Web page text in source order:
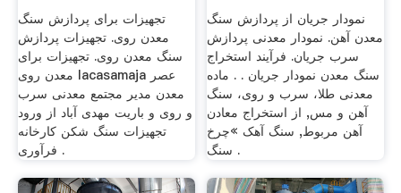
تجهیزات برای پردازش سنگ
معدن روی. تجهیزات پردازش
سنگ معدن روی. تجهیزات برای
معدن روی lacasamaja عصر
معدن مدیر مجتمع معدنی سرب
و روی و باریت مهدی آباد از ورود
تجهیزات سنگ شکن کارخانه
فرآوری .
نمودار جریان از پردازش سنگ
معدن آهن. نمودار معدنی پردازش
سرب جریان. فرآیند استخراج
سنگ معدن نمودار جریان . . ماده
معدنی طلا، سرب و روی، سنگ
آهن و مس, از استخراج معادن
آهن مربوط, سنگ آهک »چرخ
سنگ .